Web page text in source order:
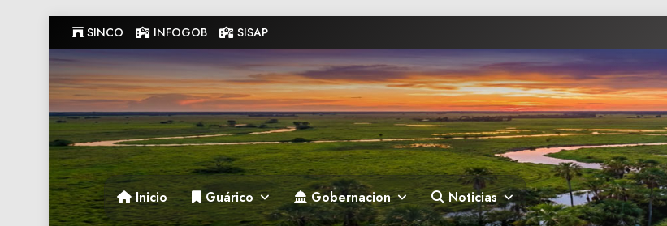
to
content
SINCO INFOGOB SISAP
Gobernacion de Guarico
Gobernacion de Guarico
Inicio Guárico Gobernacion Noticias